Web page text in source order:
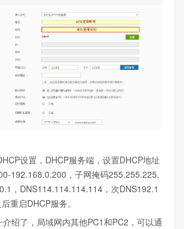
设置，DHCP服务端，设置DHCP地址
192.168.0.200，子网掩码255.255.225.
，DNS114.114.114.114，次DNS192.1
重启DHCP服务。
绍了，局域网内其他PC1和PC2，可以通